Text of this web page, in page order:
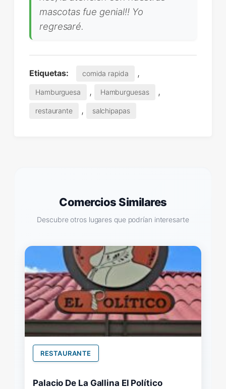
mascotas fue genial!! Yo
regresaré.
Etiquetas: comida rapida ,
Hamburguesa , Hamburguesas ,
restaurante , salchipapas
Comercios Similares
Descubre otros lugares que podrían interesarte
RESTAURANTE
Palacio De La Gallina El Político